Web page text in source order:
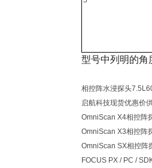
型号中列明的角
相控阵水浸探头
启航科技现货优惠价
OmniScan X4相控阵
OmniScan X3相控阵
OmniScan SX相控阵
FOCUS PX / PC /